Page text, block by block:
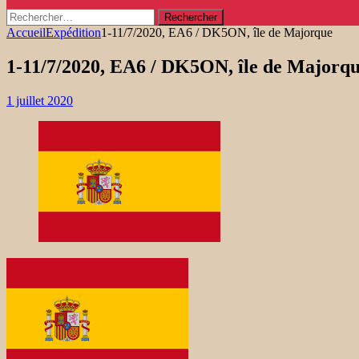
Rechercher :
AccueilExpédition1-11/7/2020, EA6 / DK5ON, île de Majorque
1-11/7/2020, EA6 / DK5ON, île de
1 juillet 2020